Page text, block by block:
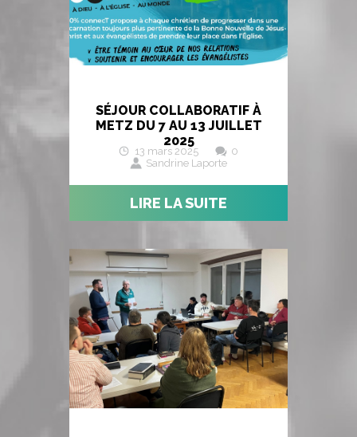
SÉJOUR COLLABORATIF À
METZ DU 7 AU 13 JUILLET
2025
13 mars 2025
0
Sandrine Laporte
LIRE LA SUITE